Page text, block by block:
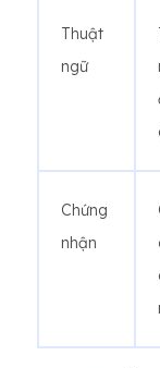
Thuật
ngữ
Chứng
nhận